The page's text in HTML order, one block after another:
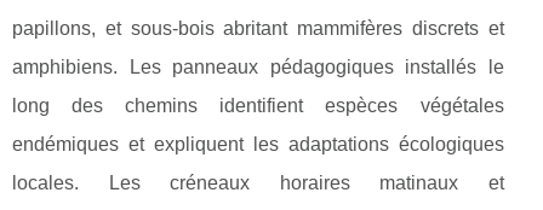
papillons, et sous-bois abritant mammifères discrets et
amphibiens. Les panneaux pédagogiques installés le
long des chemins identifient espèces végétales
endémiques et expliquent les adaptations écologiques
locales. Les créneaux horaires matinaux et